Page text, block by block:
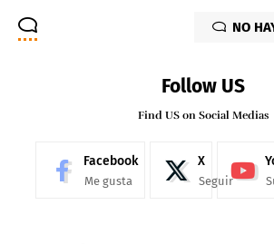
NO
Follow US
Find US on Social Medias
Facebook
Me gusta
X
Seguir